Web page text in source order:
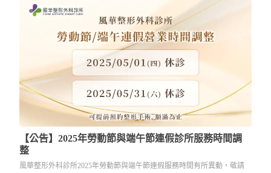
【公告】2025年勞動節與端午節連假診所服務時間調
整
風華整形外科診所2025年勞動節與端午節連假服務時間有所異動，敬請